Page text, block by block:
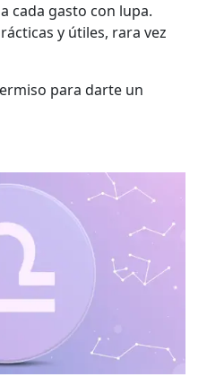
cada gasto con lupa.
y útiles, rara vez
para darte un